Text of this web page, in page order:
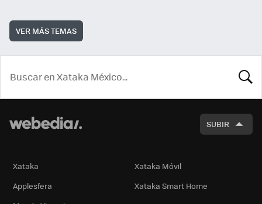
VER MÁS TEMAS
SUBIR
Xataka
Xataka Móvil
Applesfera
Xataka Smart Home